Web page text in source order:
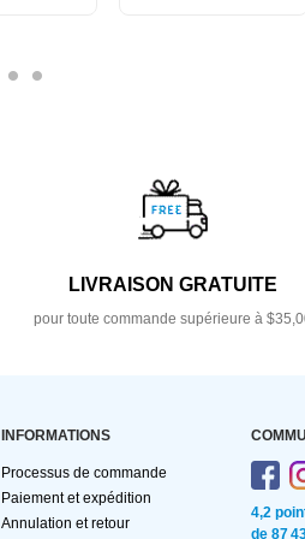
LIVRAISON GRATUITE
pour toute commande supérieure à
INFORMATIONS
Processus de commande
Paiement et expédition
Annulation et retour
4,2
de 87